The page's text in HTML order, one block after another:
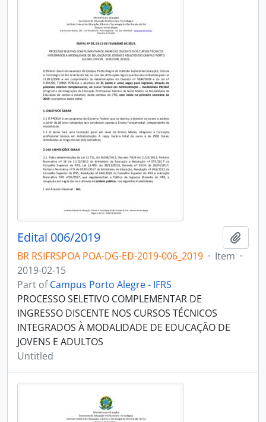
Edital 006/2019
BR RSIFRSPOA POA-DG-ED-2019-006_2019 · Item ·
2019-02-15
Part ofCampus Porto Alegre - IFRS
PROCESSO SELETIVO COMPLEMENTAR DE
INGRESSO DISCENTE NOS CURSOS TÉCNICOS
INTEGRADOS À MODALIDADE DE EDUCAÇÃO DE
JOVENS E ADULTOS
Untitled